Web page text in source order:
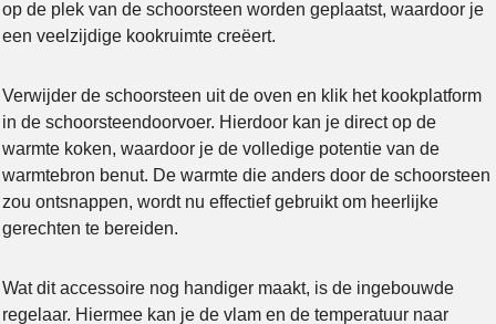
op de plek van de schoorsteen worden geplaatst, waardoor je
een veelzijdige kookruimte creëert.
Verwijder de schoorsteen uit de oven en klik het kookplatform
in de schoorsteendoorvoer. Hierdoor kan je direct op de
warmte koken, waardoor je de volledige potentie van de
warmtebron benut. De warmte die anders door de schoorsteen
zou ontsnappen, wordt nu effectief gebruikt om heerlijke
gerechten te bereiden.
Wat dit accessoire nog handiger maakt, is de ingebouwde
regelaar. Hiermee kan je de vlam en de temperatuur naar